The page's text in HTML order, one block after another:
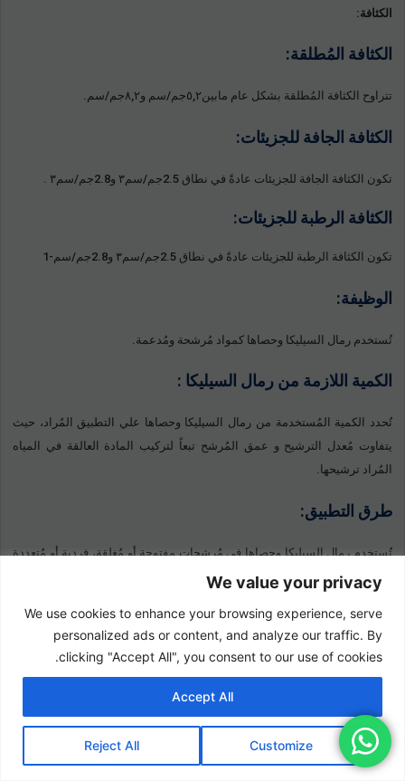
We value your privacy
We use cookies to enhance your browsing experience, serve
personalized ads or content, and analyze our traffic. By
clicking "Accept All", you consent to our use of cookies.
Customize
Reject All
Accept All
الكثافة:
الكثافة المُطلقة:
تتراوح الكثافة المُطلقة بشكل عام مابين٥,٢جم/سم و٨,٢جم/سم.
الكثافة الجافة للجزيئات:
تكون الكثافة الجافة للجزيئات عادةً في نطاق 2.5جم/سم٣ و2.8جم/سم٣ .
الكثافة الرطبة للجزيئات:
تكون الكثافة الرطبة للجزيئات عادةً في نطاق 2.5جم/سم٣ و2.8جم/سم-1
الوظيفة:
تُستخدم رمال السيليكا وحصاها كمواد مُرشحة ومُدعمة.
الكمية اللازمة من رمال السيليكا :
تُحدد الكمية المُستخدمة من رمال السيليكا وحصاها علي التطبيق المُراد، حيث
يتفاوت مُعدل الترشيح و عمق المُرشح تبعاً لتركيب المادة العالقة في المياه
المُراد ترشيحها.
طرق التطبيق:
تُستخدم رمال السيليكا وحصاها في مُرشحات مفتوحة أو مُغلقة، فردية أو مُتعددة
الآثار الجانبية:
لا يُسبب المُنتج أيةْ آثار جانبية.
تدخل الخواص الهيدروليكية لرمال السيليكا في ترشيح
المياه:
الحجم الخلوي: